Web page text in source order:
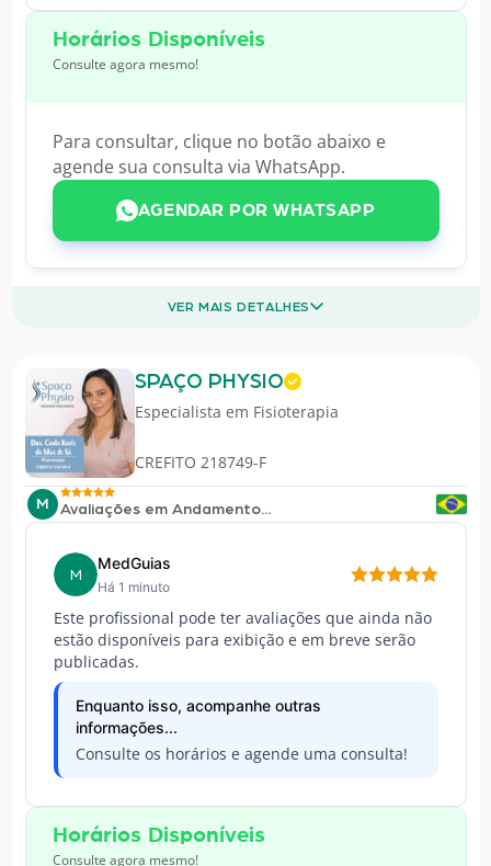
Horários Disponíveis
Consulte agora mesmo!
Para consultar, clique no botão abaixo e
agende sua consulta via WhatsApp.
AGENDAR POR WHATSAPP
VER MAIS DETALHES
SPAÇO PHYSIO
Especialista em Fisioterapia
CREFITO 218749-F
M Avaliações em Andamento...
M
MedGuias
Há 1 minuto
Este profissional pode ter avaliações que ainda não
estão disponíveis para exibição e em breve serão
publicadas.
Enquanto isso, acompanhe outras
informações...
Consulte os horários e agende uma consulta!
Horários Disponíveis
Consulte agora mesmo!